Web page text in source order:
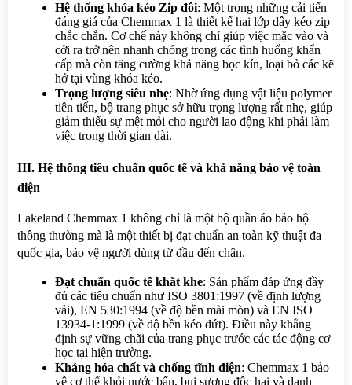
Hệ thống khóa kéo Zip đôi: Một trong những cải tiến
đáng giá của Chemmax 1 là thiết kế hai lớp dây kéo zip
chắc chắn. Cơ chế này không chỉ giúp việc mặc vào và
cởi ra trở nên nhanh chóng trong các tình huống khẩn
cấp mà còn tăng cường khả năng bọc kín, loại bỏ các kẽ
hở tại vùng khóa kéo.
Trọng lượng siêu nhẹ: Nhờ ứng dụng vật liệu polymer
tiên tiến, bộ trang phục sở hữu trọng lượng rất nhẹ, giúp
giảm thiểu sự mệt mỏi cho người lao động khi phải làm
việc trong thời gian dài.
III. Hệ thống tiêu chuẩn quốc tế và khả năng bảo vệ toàn
diện
Lakeland Chemmax 1 không chỉ là một bộ quần áo bảo hộ
thông thường mà là một thiết bị đạt chuẩn an toàn kỹ thuật đa
quốc gia, bảo vệ người dùng từ đầu đến chân.
Đạt chuẩn quốc tế khắt khe: Sản phẩm đáp ứng đầy
đủ các tiêu chuẩn như ISO 3801:1997 (về định lượng
vải), EN 530:1994 (về độ bền mài mòn) và EN ISO
13934-1:1999 (về độ bền kéo đứt). Điều này khẳng
định sự vững chãi của trang phục trước các tác động cơ
học tại hiện trường.
Kháng hóa chất và chống tĩnh điện: Chemmax 1 bảo
vệ cơ thể khỏi nước bẩn, bụi sương độc hại và danh